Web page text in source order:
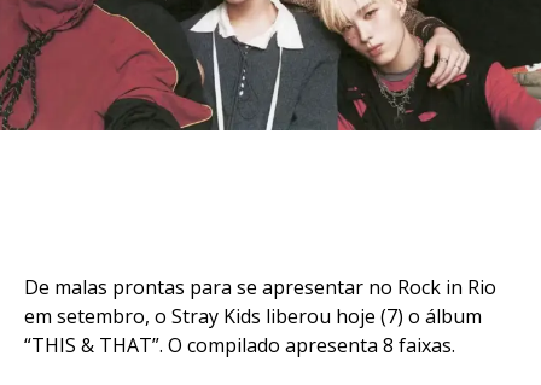
De malas prontas para se apresentar no Rock in Rio
em setembro, o Stray Kids liberou hoje (7) o álbum
“THIS & THAT”. O compilado apresenta 8 faixas.